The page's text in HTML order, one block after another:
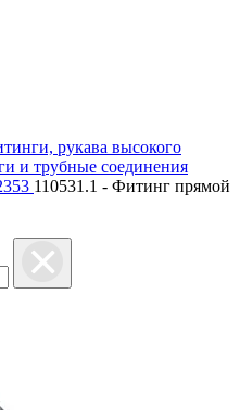
рукава высокого
и трубные соединения
110531.1 - Фитинг прямой